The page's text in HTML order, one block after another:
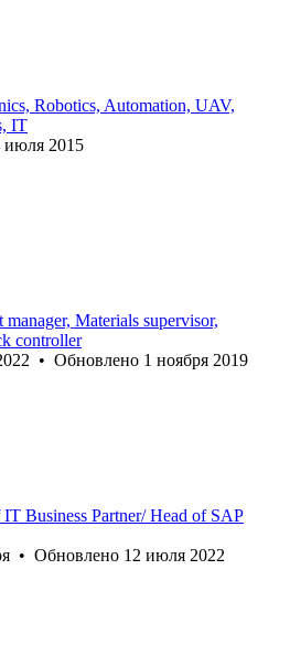
Robotics, Automation, UAV,
IT
июля 2015
Materials supervisor,
controller
• Обновлено 1 ноября 2019
Business Partner/ Head of SAP
• Обновлено 12 июля 2022